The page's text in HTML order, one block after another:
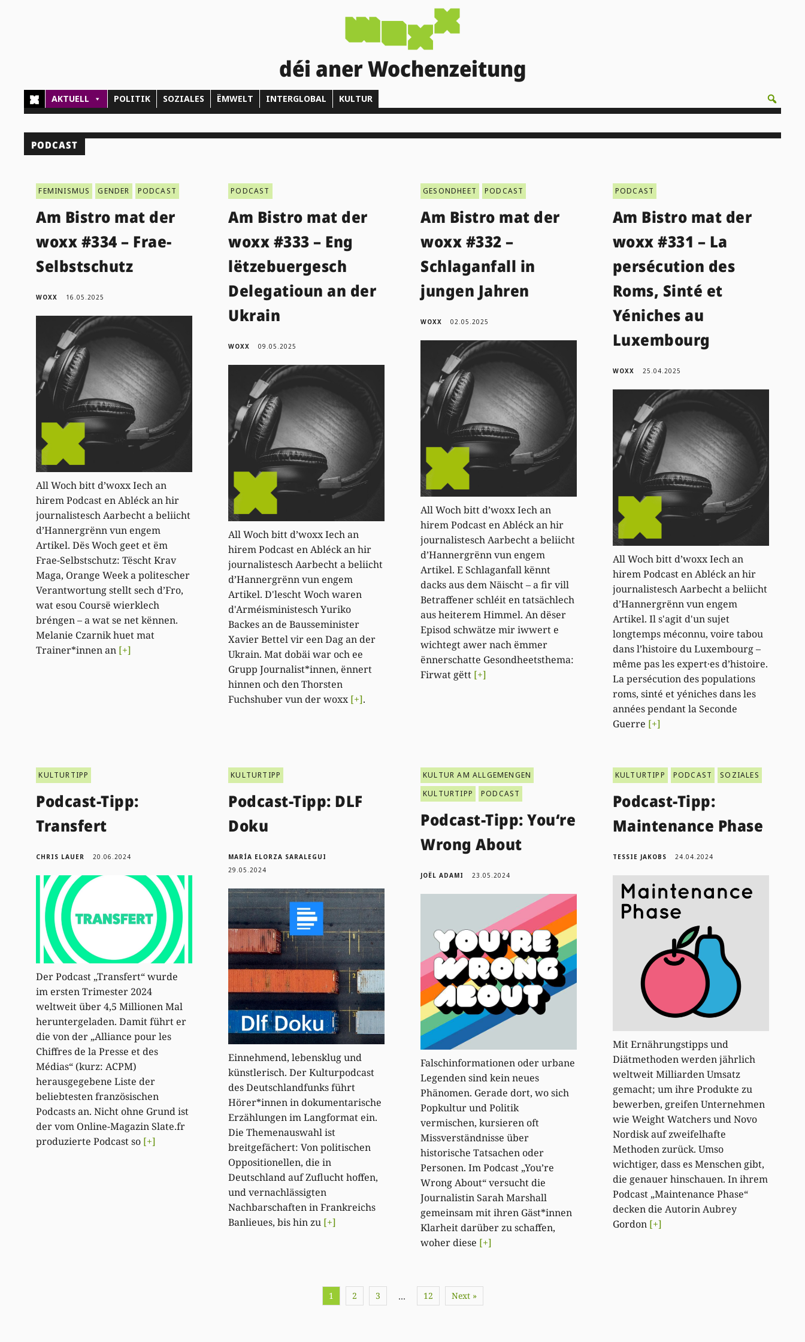
déi aner Wochenzeitung
AKTUELL POLITIK SOZIALES ËMWELT INTERGLOBAL KULTUR
PODCAST
FEMINISMUS GENDER PODCAST
Am Bistro mat der
woxx #334 – Frae-
Selbstschutz
WOXX 16.05.2025
All Woch bitt d’woxx Iech an
hirem Podcast en Abléck an hir
journalistesch Aarbecht a beliicht
d’Hannergrënn vun engem
Artikel. Dës Woch geet et ëm
Frae-Selbstschutz: Tëscht Krav
Maga, Orange Week a politescher
Verantwortung stellt sech d’Fro,
wat esou Coursë wierklech
bréngen – a wat se net kënnen.
Melanie Czarnik huet mat
Trainer*innen an [+]
PODCAST
Am Bistro mat der
woxx #333 – Eng
lëtzebuergesch
Delegatioun an der
Ukrain
WOXX 09.05.2025
All Woch bitt d’woxx Iech an
hirem Podcast en Abléck an hir
journalistesch Aarbecht a beliicht
d’Hannergrënn vun engem
Artikel. D'lescht Woch waren
d'Arméisministesch Yuriko
Backes an de Bausseminister
Xavier Bettel vir een Dag an der
Ukrain. Mat dobäi war och ee
Grupp Journalist*innen, ënnert
hinnen och den Thorsten
Fuchshuber vun der woxx[+].
GESONDHEET PODCAST
Am Bistro mat der
woxx #332 –
Schlaganfall in
jungen Jahren
WOXX 02.05.2025
All Woch bitt d’woxx Iech an
hirem Podcast en Abléck an hir
journalistesch Aarbecht a beliicht
d’Hannergrënn vun engem
Artikel. E Schlaganfall kënnt
dacks aus dem Näischt – a fir vill
Betraffener schléit en tatsächlech
aus heiterem Himmel. An dëser
Episod schwätze mir iwwert e
wichtegt awer nach ëmmer
ënnerschatte Gesondheetsthema:
Firwat gëtt [+]
PODCAST
Am Bistro mat der
woxx #331 – La
persécution des
Roms, Sinté et
Yéniches au
Luxembourg
WOXX 25.04.2025
All Woch bitt d’woxx Iech an
hirem Podcast en Abléck an hir
journalistesch Aarbecht a beliicht
d’Hannergrënn vun engem
Artikel. Il s'agit d'un sujet
longtemps méconnu, voire tabou
dans l’histoire du Luxembourg –
même pas les expert·es d’histoire.
La persécution des populations
roms, sinté et yéniches dans les
années pendant la Seconde
Guerre [+]
KULTURTIPP
Podcast-Tipp:
Transfert
CHRIS LAUER 20.06.2024
Der Podcast „Transfert“ wurde
im ersten Trimester 2024
weltweit über 4,5 Millionen Mal
heruntergeladen. Damit führt er
die von der „Alliance pour les
Chiffres de la Presse et des
Médias“ (kurz: ACPM)
herausgegebene Liste der
beliebtesten französischen
Podcasts an. Nicht ohne Grund ist
der vom Online-Magazin Slate.fr
produzierte Podcast so [+]
KULTURTIPP
Podcast-Tipp: DLF
Doku
MARÍA ELORZA SARALEGUI
29.05.2024
Einnehmend, lebensklug und
künstlerisch. Der Kulturpodcast
des Deutschlandfunks führt
Hörer*innen in dokumentarische
Erzählungen im Langformat ein.
Die Themenauswahl ist
breitgefächert: Von politischen
Oppositionellen, die in
Deutschland auf Zuflucht hoffen,
und vernachlässigten
Nachbarschaften in Frankreichs
Banlieues, bis hin zu [+]
KULTUR AM ALLGEMENGEN
KULTURTIPP
PODCAST
Podcast-Tipp: You‘re
Wrong About
JOËL ADAMI 23.05.2024
Falschinformationen oder urbane
Legenden sind kein neues
Phänomen. Gerade dort, wo sich
Popkultur und Politik
vermischen, kursieren oft
Missverständnisse über
historische Tatsachen oder
Personen. Im Podcast „You’re
Wrong About“ versucht die
Journalistin Sarah Marshall
gemeinsam mit ihren Gäst*innen
Klarheit darüber zu schaffen,
woher diese [+]
KULTURTIPP PODCAST SOZIALES
Podcast-Tipp:
Maintenance Phase
TESSIE JAKOBS 24.04.2024
Mit Ernährungstipps und
Diätmethoden werden jährlich
weltweit Milliarden Umsatz
gemacht; um ihre Produkte zu
bewerben, greifen Unternehmen
wie Weight Watchers und Novo
Nordisk auf zweifelhafte
Methoden zurück. Umso
wichtiger, dass es Menschen gibt,
die genauer hinschauen. In ihrem
Podcast „Maintenance Phase“
decken die Autorin Aubrey
Gordon [+]
1 2 3 … 12 Next »